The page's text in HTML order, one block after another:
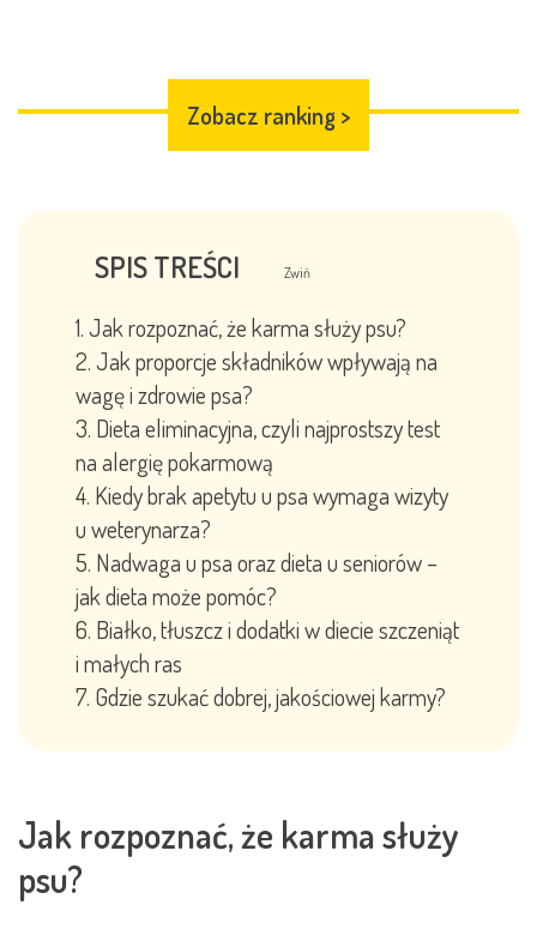
Zobacz ranking >
SPIS TREŚCI Zwiń
Jak rozpoznać, że karma służy psu?
Jak proporcje składników wpływają na
wagę i zdrowie psa?
Dieta eliminacyjna, czyli najprostszy test
na alergię pokarmową
Kiedy brak apetytu u psa wymaga wizyty
u weterynarza?
Nadwaga u psa oraz dieta u seniorów –
jak dieta może pomóc?
Białko, tłuszcz i dodatki w diecie szczeniąt
i małych ras
Gdzie szukać dobrej, jakościowej karmy?
Jak rozpoznać, że karma służy
psu?